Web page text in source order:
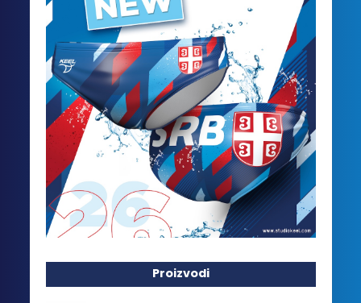
Proizvodi